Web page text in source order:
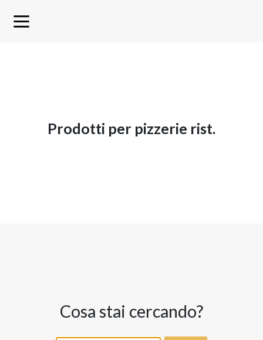
prodotti per pizzerie rist.
cosa stai cercando?